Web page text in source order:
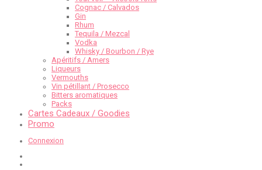
Cognac / Calvados
Gin
Rhum
Tequila / Mezcal
Vodka
Whisky / Bourbon / Rye
Apéritifs / Amers
Liqueurs
Vermouths
Vin pétillant / Prosecco
Bitters aromatiques
Packs
Cartes Cadeaux / Goodies
Promo
Connexion